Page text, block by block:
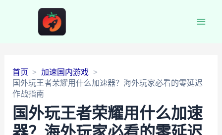
首页
加速国内游戏
国外玩王者荣耀用什么加速器？海外玩家必看的零延迟
作战指南
国外玩王者荣耀用什么加速